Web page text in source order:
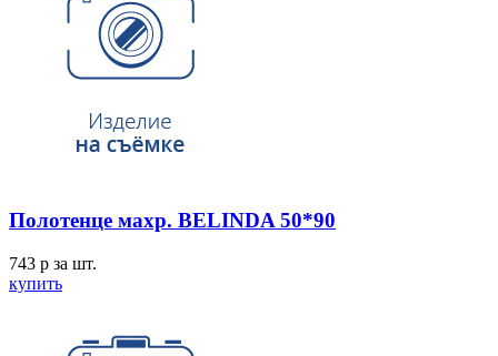
Полотенце махр. BELINDA 50*90
743 p за шт.
купить